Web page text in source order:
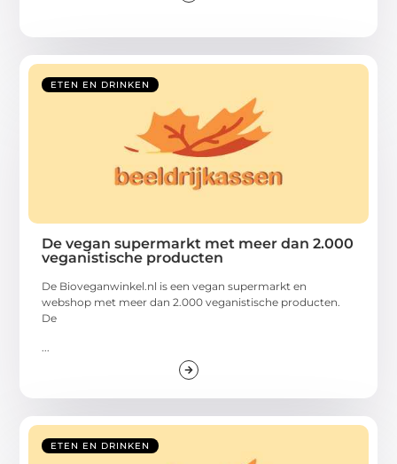
ETEN EN DRINKEN
De vegan supermarkt met meer dan 2.000
veganistische producten
De Bioveganwinkel.nl is een vegan supermarkt en
webshop met meer dan 2.000 veganistische producten.
De
ETEN EN DRINKEN